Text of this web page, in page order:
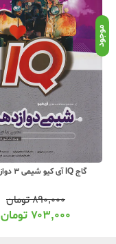
موجود
گاج IQ آی کیو شیمی 3 دوازدهم
۸۹۰,۰۰۰تومان
۷۰۳,۰۰۰ تومان